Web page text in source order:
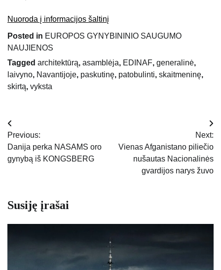
Nuoroda į informacijos šaltinį
Posted in EUROPOS GYNYBININIO SAUGUMO
NAUJIENOS
Tagged architektūrą, asamblėja, EDINAF, generalinė,
laivyno, Navantijoje, paskutinę, patobulinti, skaitmeninę,
skirtą, vyksta
Navigacija
tarp
įrašų
Previous:
Danija perka NASAMS oro
gynybą iš KONGSBERG
Next:
Vienas Afganistano piliečio
nušautas Nacionalinės
gvardijos narys žuvo
Susiję įrašai